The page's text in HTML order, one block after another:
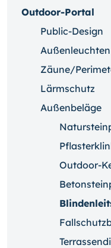
Outdoor-Portal
Public-Design
Außenleuchten
Zäune/
Lärmschutz
Außenbeläge
Outdoor-